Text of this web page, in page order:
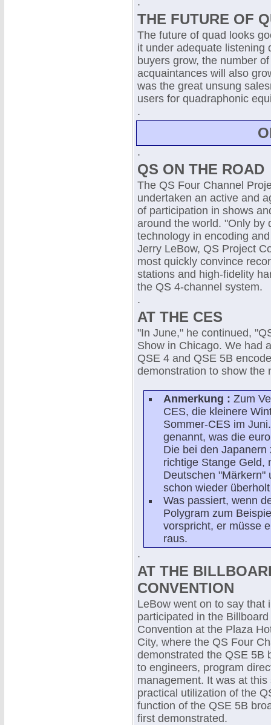
THE FUTURE OF
The future of quad looks
it under adequate listening
buyers grow, the number
acquaintances will also
was the great unsung
users for quadraphonic
.
.
QS ON THE ROAD
The QS Four Channel
undertaken an active and
of participation in shows
around the world. "Only by
technology in encoding
Jerry LeBow, QS Project
most quickly convince
stations and high-fidelity
the QS 4-channel system.
.
AT THE CES
"In June," he continued,
Show in Chicago. We had
QSE 4 and QSE 5B
demonstration to show the
Anmerkung : Zum
CES, die kleinere
Sommer-CES im
genannt, was die
Die bei den
richtige Stange Geld,
Deutschen "Märkern"
schon wieder
Was passiert, wenn
Polygram zum
vorspricht, er müsse
raus.
.
AT THE
CONVENTION
LeBow went on to say that
participated in the
Convention at the Plaza
City, where the QS Four
demonstrated the QSE 5B
to engineers, program
management. It was at
practical utilization of the
function of the QSE 5B
first demonstrated.